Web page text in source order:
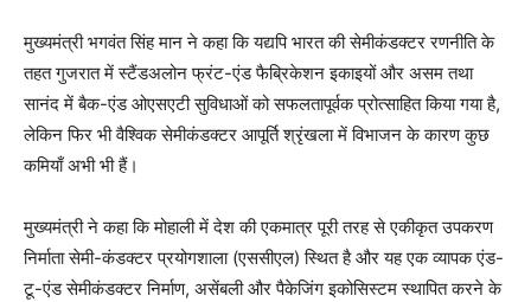
मुख्यमंत्री भगवंत सिंह मान ने कहा कि यद्यपि भारत की सेमीकंडक्टर रणनीति के
तहत गुजरात में स्टैंडअलोन फ्रंट-एंड फैब्रिकेशन इकाइयों और असम तथा
सानंद में बैक-एंड ओएसएटी सुविधाओं को सफलतापूर्वक प्रोत्साहित किया गया है,
लेकिन फिर भी वैश्विक सेमीकंडक्टर आपूर्ति श्रृंखला में विभाजन के कारण कुछ
कमियाँ अभी भी हैं।
मुख्यमंत्री ने कहा कि मोहाली में देश की एकमात्र पूरी तरह से एकीकृत उपकरण
निर्माता सेमी-कंडक्टर प्रयोगशाला (एससीएल) स्थित है और यह एक व्यापक एंड-
टू-एंड सेमीकंडक्टर निर्माण, असेंबली और पैकेजिंग इकोसिस्टम स्थापित करने के